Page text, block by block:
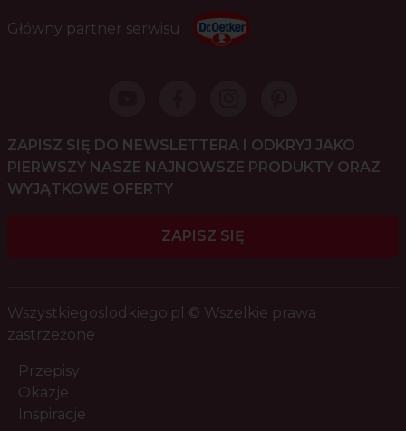
Główny partner serwisu
ZAPISZ SIĘ DO NEWSLETTERA I ODKRYJ JAKO
PIERWSZY NASZE NAJNOWSZE PRODUKTY ORAZ
WYJĄTKOWE OFERTY
ZAPISZ SIĘ
Wszystkiegoslodkiego.pl © Wszelkie prawa
zastrzeżone
Przepisy
Okazje
Inspiracje